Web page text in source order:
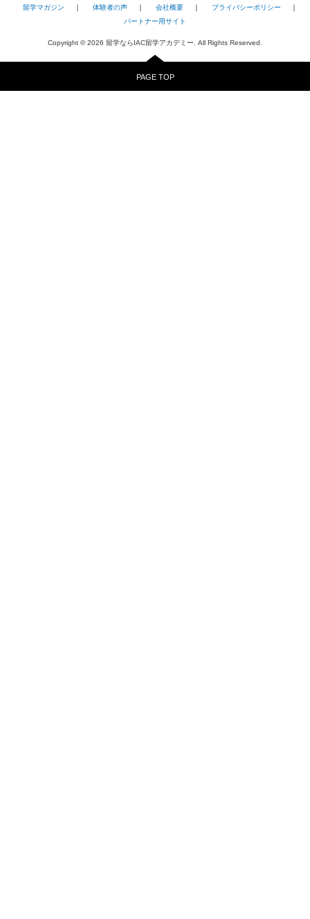
留学マガジン ｜ 体験者の声 ｜ 会社概要 ｜ プライバシーポリシー
｜
パートナー用サイト
Copyright ©2026 留学ならIAC留学アカデミー. All Rights Reserved.
PAGE TOP